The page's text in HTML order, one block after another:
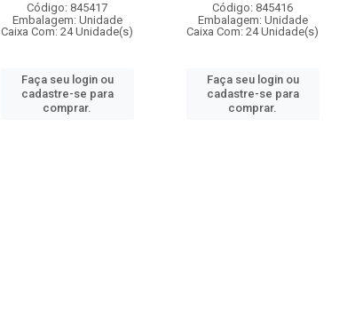
Código: 845417
Embalagem: Unidade
Caixa Com: 24 Unidade(s)
Faça seu login ou
cadastre-se para
comprar.
Código: 845416
Embalagem: Unidade
Caixa Com: 24 Unidade(s)
Faça seu login ou
cadastre-se para
comprar.